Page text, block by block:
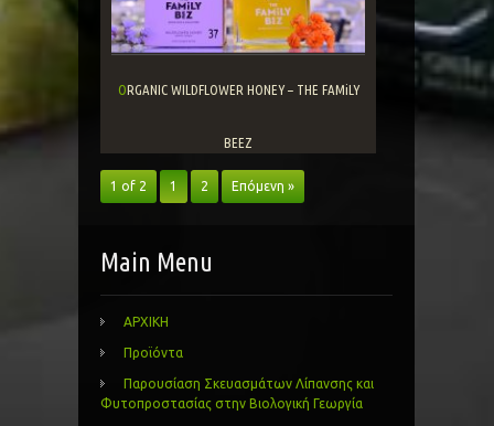
ORGANIC WILDFLOWER HONEY – THE FAMiLY
BEEZ
1 of 2 1 2 Επόμενη »
Main Menu
ΑΡΧΙΚΗ
Προϊόντα
Παρουσίαση Σκευασμάτων Λίπανσης και
Φυτοπροστασίας στην Βιολογική Γεωργία